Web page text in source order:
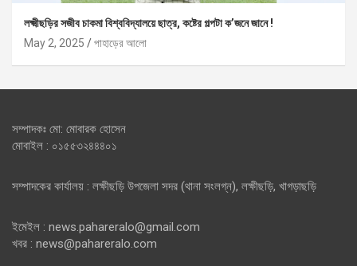
লক্ষ্মীছড়ির সজীব চাকমা বিশ্ববিদ্যালয়ে ছাত্র, কষ্টের গল্পটা ক’জনে জানে !
May 2, 2025
পাহাড়ের আলো
সম্পাদকঃ মো: মোবারক হোসেন
মোবাইল : ০১৫৫৩২৪৪৪০১
সম্পাদকের কার্যালয় : লক্ষীছড়ি উপজেলা সদর (থানা সংলগ্ন), লক্ষীছড়ি, খাগড়াছড়ি
ইমেইল : news.pahareralo@gmail.com
খবর : news@pahareralo.com